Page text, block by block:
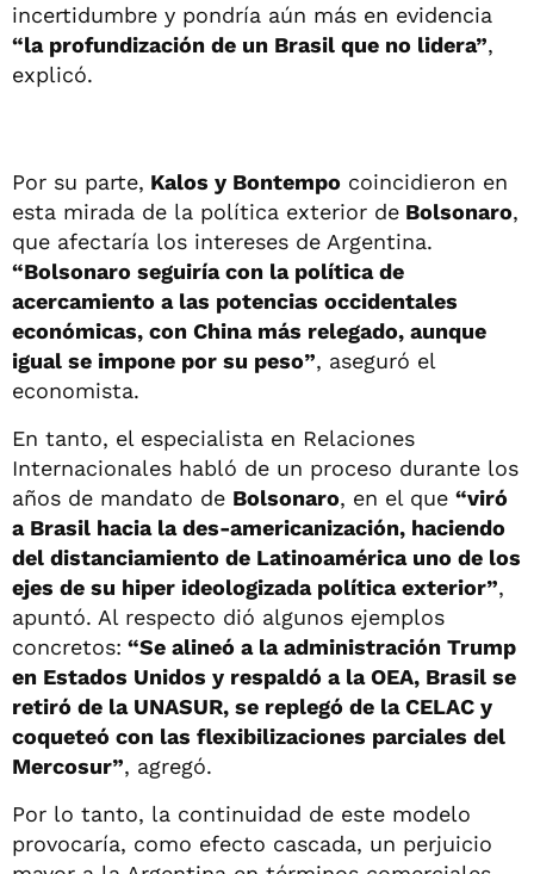
incertidumbre y pondría aún más en evidencia
“la profundización de un Brasil que no lidera”,
explicó.
Por su parte, Kalos y Bontempo coincidieron en
esta mirada de la política exterior de Bolsonaro,
que afectaría los intereses de Argentina.
“Bolsonaro seguiría con la política de
acercamiento a las potencias occidentales
económicas, con China más relegado, aunque
igual se impone por su peso”, aseguró el
economista.
En tanto, el especialista en Relaciones
Internacionales habló de un proceso durante los
años de mandato de Bolsonaro, en el que “viró
a Brasil hacia la des-americanización, haciendo
del distanciamiento de Latinoamérica uno de los
ejes de su hiper ideologizada política exterior”,
apuntó. Al respecto dió algunos ejemplos
concretos: “Se alineó a la administración Trump
en Estados Unidos y respaldó a la OEA, Brasil se
retiró de la UNASUR, se replegó de la CELAC y
coqueteó con las flexibilizaciones parciales del
Mercosur”, agregó.
Por lo tanto, la continuidad de este modelo
provocaría, como efecto cascada, un perjuicio